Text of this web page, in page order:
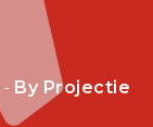
- By Projectie